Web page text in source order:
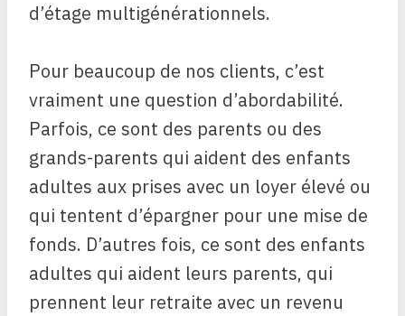
d’étage multigénérationnels.
Pour beaucoup de nos clients, c’est
vraiment une question d’abordabilité.
Parfois, ce sont des parents ou des
grands-parents qui aident des enfants
adultes aux prises avec un loyer élevé ou
qui tentent d’épargner pour une mise de
fonds. D’autres fois, ce sont des enfants
adultes qui aident leurs parents, qui
prennent leur retraite avec un revenu